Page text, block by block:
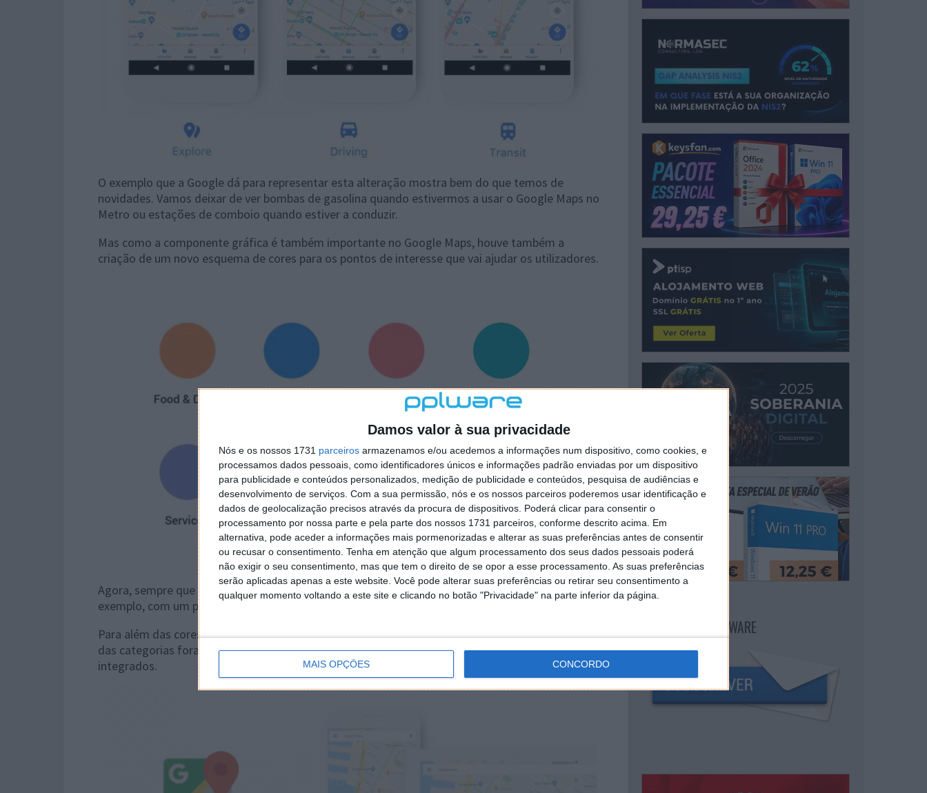
Damos valor à sua privacidade
Nós e os nossos 1731 parceiros armazenamos e/ou acedemos a informações num dispositivo, como cookies, e
processamos dados pessoais, como identificadores únicos e informações padrão enviadas por um dispositivo
para publicidade e conteúdos personalizados, medição de publicidade e conteúdos, pesquisa de audiências e
desenvolvimento de serviços. Com a sua permissão, nós e os nossos parceiros poderemos usar identificação e
dados de geolocalização precisos através da procura de dispositivos. Poderá clicar para consentir o
processamento por nossa parte e pela parte dos nossos 1731 parceiros, conforme descrito acima. Em
alternativa, pode aceder a informações mais pormenorizadas e alterar as suas preferências antes de consentir
ou recusar o consentimento. Tenha em atenção que algum processamento dos seus dados pessoais poderá
não exigir o seu consentimento, mas que tem o direito de se opor a esse processamento. As suas preferências
serão aplicadas apenas a este website. Você pode alterar suas preferências ou retirar seu consentimento a
qualquer momento voltando a este site e clicando no botão "Privacidade" na parte inferior da página.
MAIS OPÇÕES CONCORDO
O exemplo que a Google dá para representar esta alteração mostra bem do que temos de
novidades. Vamos deixar de ver bombas de gasolina quando estivermos a usar o Google Maps no
Metro ou estações de comboio quando estiver a conduzir.
Mas como a componente gráfica é também importante no Google Maps, houve também a
criação de um novo esquema de cores para os pontos de interesse que vai ajudar os utilizadores.
Agora, sempre que virmos um ponto laranja vamos poder associar a restauração ou, por
exemplo, com um ponto rosa vamos saber que se trata de um local associado à saúde.
Para além das cores gerais, e de maiores dimensões, também os ícones associados a cada uma
das categorias foram ajustados, respeitando agora o esquema de cores em que estão
integrados.
NEWSLETTER PPLWARE